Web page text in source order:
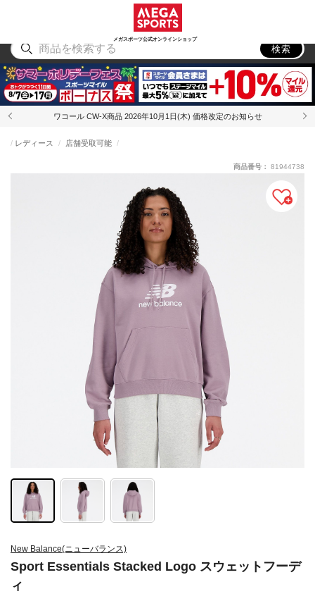
メガスポーツ公式オンラインショップ
アウトドア
検索
ワコール CW-X商品 2026年10月1日(木) 価格改定のお知らせ
New Balance(ニューバランス)
Sport Essentials Stacked Logo スウェットフーデ
ィ
レディース 店舗受取可能
商品番号： 81944738